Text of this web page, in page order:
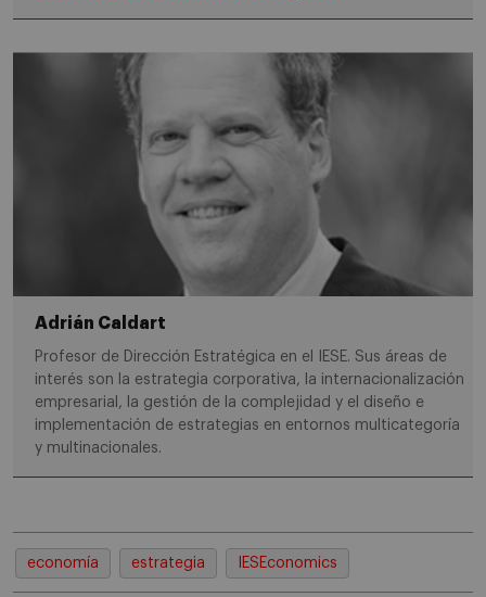
Adrián Caldart
Profesor de Dirección Estratégica en el IESE. Sus áreas de
interés son la estrategia corporativa, la internacionalización
empresarial, la gestión de la complejidad y el diseño e
implementación de estrategias en entornos multicategoría
y multinacionales.
economía estrategia IESEconomics